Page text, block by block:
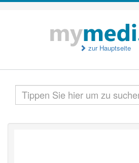
zur Hauptseite